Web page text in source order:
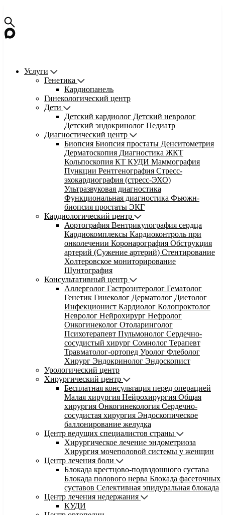
Услуги
Генетика
Кардиопанель
Гинекологический центр
Дети
Детский кардиолог Детский невролог
Детский эндокринолог Педиатр
Диагностический центр
Биопсия Биопсия простаты Денситометрия
Дерматоскопия Диагностика ЖКТ
Кольпоскопия КТ КУДИ Маммография
Пункции Рентгенография Стресс-
эхокардиография (стресс-ЭХО)
Ультразвуковая диагностика
Функциональная диагностика Фьюжн-
биопсия простаты ЭКГ
Кардиологический центр
Аортография Вентрикулография сердца
Кардиокомплексы Кардиоконтроль при
онколечении Коронарография Обструкция
артерий (Сужение артерий) Стентирование
Холтеровское мониторирование
Шунтография
Консультативный центр
Аллерголог Гастроэнтеролог Гематолог
Генетик Гинеколог Дерматолог Диетолог
Инфекционист Кардиолог Колопроктолог
Невролог Нейрохирург Нефролог
Онкогинеколог Отоларинголог
Психотерапевт Пульмонолог Сердечно-
сосудистый хирург Сомнолог Терапевт
Травматолог-ортопед Уролог Флеболог
Хирург Эндокринолог Эндоскопист
Урологический центр
Хирургический центр
Бесплатная консультация перед операцией
Малая хирургия Нейрохирургия Общая
хирургия Онкогинекология Сердечно-
сосудистая хирургия Эндоскопическое
баллонирование желудка
Центр ведущих специалистов страны
Хирургическое лечение эндометриоза
Хирургия мочеполовой системы у женщин
Центр лечения боли
Блокада крестцово-подвздошного сустава
Блокада полового нерва Блокада фасеточных
суставов Селективная эпидуральная блокада
Центр лечения недержания
КУДИ